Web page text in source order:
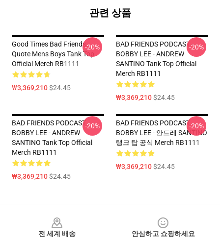
관련 상품
Good Times Bad Friends
Quote Mens Boys Tank Top
Official Merch RB1111
₩3,369,210$24.45
-20%
BAD FRIENDS PODCAST -
BOBBY LEE - ANDREW
SANTINO Tank Top Official
Merch RB1111
₩3,369,210$24.45
-20%
BAD FRIENDS PODCAST -
BOBBY LEE - ANDREW
SANTINO Tank Top Official
Merch RB1111
₩3,369,210$24.45
-20%
BAD FRIENDS PODCAST -
BOBBY LEE - 안드레 SANTINO
탱크 탑 공식 Merch RB1111
₩3,369,210$24.45
-20%
전 세계 배송
안심하고 쇼핑하세요